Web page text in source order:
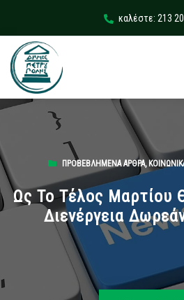
καλέστε: 213
ΠΡΟΒΕΒΛΗΜΈΝΑ ΆΡΘΡΑ,
Ως Το Τέλος Μαρτίου
Διενέργεια